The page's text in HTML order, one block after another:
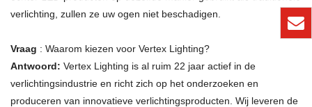
verlichting, zullen ze uw ogen niet beschadigen.
Vraag : Waarom kiezen voor Vertex Lighting?
Antwoord: Vertex Lighting is al ruim 22 jaar actief in de
verlichtingsindustrie en richt zich op het onderzoeken en
produceren van innovatieve verlichtingsproducten. Wij leveren de